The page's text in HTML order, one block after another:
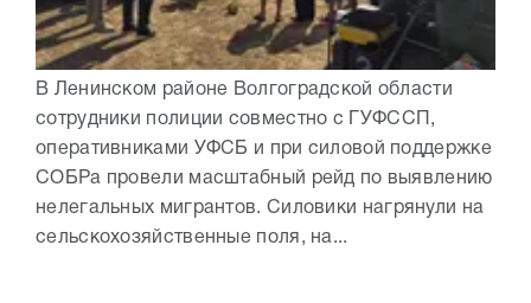
В Ленинском районе Волгоградской области
сотрудники полиции совместно с ГУФССП,
оперативниками УФСБ и при силовой поддержке
СОБРа провели масштабный рейд по выявлению
нелегальных мигрантов. Силовики нагрянули на
сельскохозяйственные поля, на...